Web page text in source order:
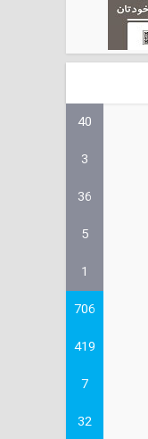
40
3
36
5
1
706
419
7
32